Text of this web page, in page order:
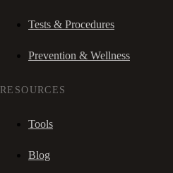
Tests & Procedures
Prevention & Wellness
RESOURCES
Tools
Blog